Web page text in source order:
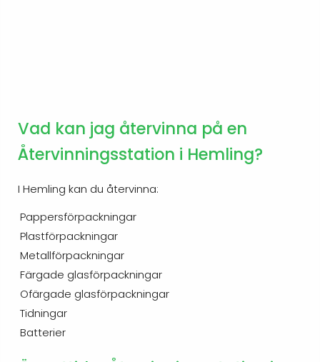
Vad kan jag återvinna på en
Återvinningsstation i Hemling?
I Hemling kan du återvinna:
Pappersförpackningar
Plastförpackningar
Metallförpackningar
Färgade glasförpackningar
Ofärgade glasförpackningar
Tidningar
Batterier